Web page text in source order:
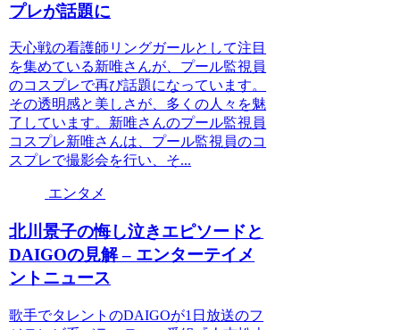
プレが話題に
天心戦の看護師リングガールとして注目
を集めている新唯さんが、プール監視員
のコスプレで再び話題になっています。
その透明感と美しさが、多くの人々を魅
了しています。新唯さんのプール監視員
コスプレ新唯さんは、プール監視員のコ
スプレで撮影会を行い、そ...
エンタメ
北川景子の悔し泣きエピソードと
DAIGOの見解 – エンターテイメ
ントニュース
歌手でタレントのDAIGOが1日放送のフ